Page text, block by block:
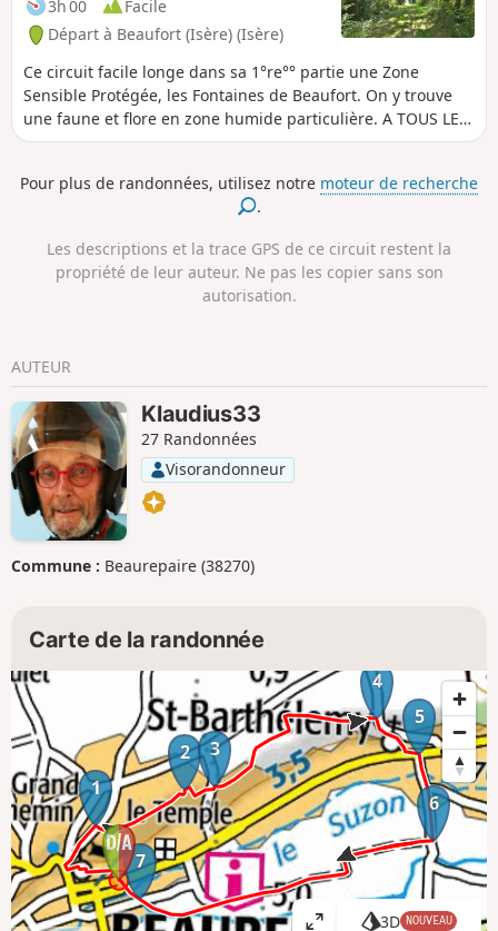
3h 00
Facile
Départ à Beaufort (Isère) (Isère)
Ce circuit facile longe dans sa 1°re°° partie une Zone
Sensible Protégée, les Fontaines de Beaufort. On y trouve
une faune et flore en zone humide particulière. A TOUS LES
RANDONNEURS (SES) QUI PARCOURENT MES RANDONNEES
sur le circuit.
Pour plus de randonnées, utilisez notre moteur de recherche
.
Les descriptions et la trace GPS de ce circuit restent la
propriété de leur auteur. Ne pas les copier sans son
autorisation.
AUTEUR
Klaudius33
27 Randonnées
Visorandonneur
Commune : Beaurepaire (38270)
Carte de la randonnée
1
2 3
4
5
6
7
3D NOUVEAU